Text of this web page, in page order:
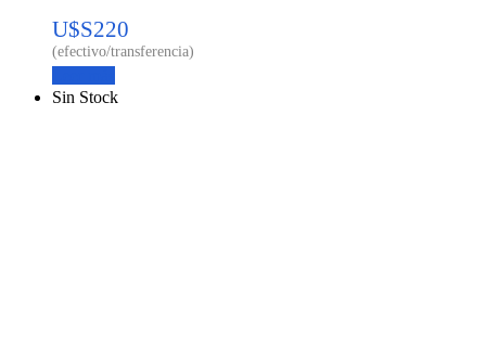
U$S220
Sin Stock